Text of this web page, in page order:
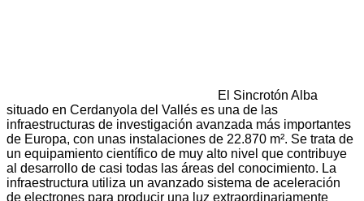
El Sincrotón Alba
situado en Cerdanyola del Vallés es una de las
infraestructuras de investigación avanzada más importantes
de Europa, con unas instalaciones de 22.870 m². Se trata de
un equipamiento científico de muy alto nivel que contribuye
al desarrollo de casi todas las áreas del conocimiento. La
infraestructura utiliza un avanzado sistema de aceleración
de electrones para producir una luz extraordinariamente